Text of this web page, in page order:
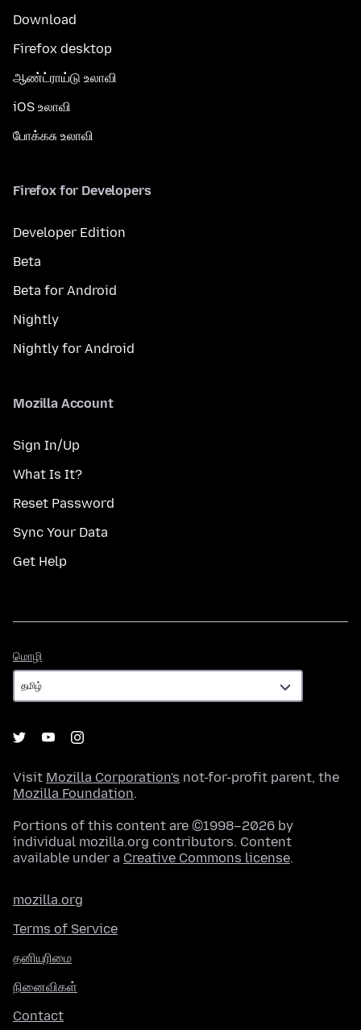
Download
Firefox desktop
ஆண்ட்ராய்டு உலாவி
iOS உலாவி
போக்கசு உலாவி
Firefox for Developers
Developer Edition
Beta
Beta for Android
Nightly
Nightly for Android
Mozilla Account
Sign In/Up
What Is It?
Reset Password
Sync Your Data
Get Help
மொழி
Visit Mozilla Corporation's not-for-profit parent, the
Mozilla Foundation.
Portions of this content are ©1998–2026 by
individual mozilla.org contributors. Content
available under a Creative Commons license.
mozilla.org
Terms of Service
தனியுரிமை
நினைவிகள்
Contact